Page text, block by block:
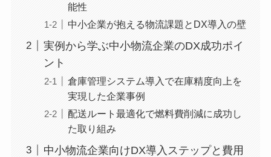
能性
中小企業が抱える物流課題とDX導入の壁
実例から学ぶ中小物流企業のDX成功ポイ
ント
倉庫管理システム導入で在庫精度向上を
実現した企業事例
配送ルート最適化で燃料費削減に成功し
た取り組み
中小物流企業向けDX導入ステップと費用